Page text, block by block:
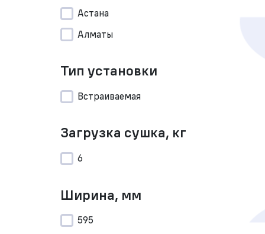
Астана
Алматы
Тип установки
Встраиваемая
Загрузка сушка, кг
6
Ширина, мм
595